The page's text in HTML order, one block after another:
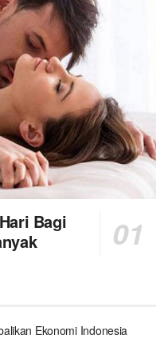
Bagi
Ekonomi Indonesia